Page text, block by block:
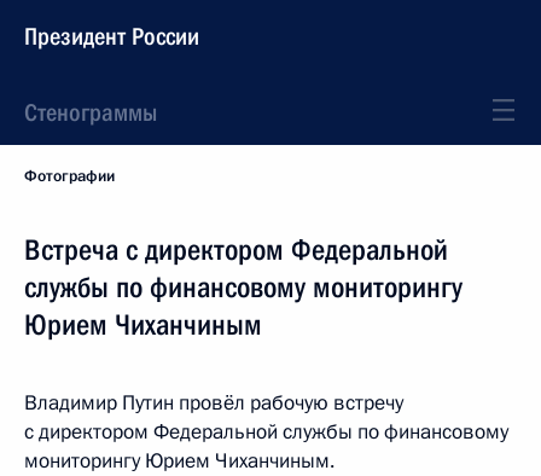
Президент России
Стенограммы
Фотографии
Встреча с директором Федеральной
службы по финансовому мониторингу
Юрием Чиханчиным
Владимир Путин провёл рабочую встречу
с директором Федеральной службы по финансовому
мониторингу Юрием Чиханчиным.